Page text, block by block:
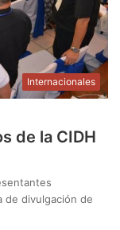
Internacionales
de la CIDH
de divulgación de